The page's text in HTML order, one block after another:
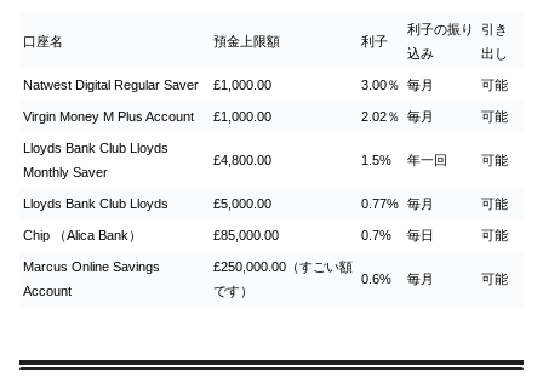
口座名 預金上限額 利子
利子の振り
込み
引き
出し
Natwest Digital Regular Saver £1,000.00 3.00％ 毎月 可能
Virgin Money M Plus Account £1,000.00 2.02％ 毎月 可能
Lloyds Bank Club Lloyds
Monthly Saver
£4,800.00 1.5% 年一回 可能
Lloyds Bank Club Lloyds £5,000.00 0.77% 毎月 可能
Chip （Alica Bank） £85,000.00 0.7% 毎日 可能
Marcus Online Savings
Account
£250,000.00（すごい額
です）
0.6% 毎月 可能